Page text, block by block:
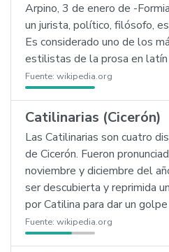
Arpino, 3 de enero de -
un jurista, político, filósofo,
Es considerado uno de los
estilistas de la prosa en latín
Fuente: wikipedia.org
Catilinarias (Cicerón)
Las Catilinarias son cuatro
de Cicerón. Fueron
noviembre y diciembre del
ser descubierta y reprimida
por Catilina para dar un
Fuente: wikipedia.org